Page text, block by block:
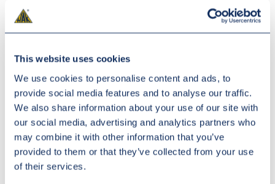
This website uses cookies
We use cookies to personalise content and ads, to
provide social media features and to analyse our traffic.
We also share information about your use of our site with
our social media, advertising and analytics partners who
may combine it with other information that you’ve
provided to them or that they’ve collected from your use
of their services.
zabezpieczenia zakończenia liny przed zniszczeniem bądź
przetarciem stosuje się szakle – kształtki metalowe zakładane
wewnątrz kończącej zawiesie pętli zakładanej na hak. W celu
zawiesia o obwodzie zamkniętym.
Przedsiębiorstwo HAK jest dystrybutorem wszystkich typów zawiesi
oraz wyposażenia uzupełniającego – szakli, kausz oraz różnego typu
haków. Oferujemy zarówno szeroką gamę zawiesi gotowych, jak i
przygotowywanych odpowiednio do zapotrzebowania, z
uwzględnieniem ich docelowego zastosowania. Przedsiębiorstwo ma
również w swojej ofercie usługę kontroli oraz renowacji zawiesi.